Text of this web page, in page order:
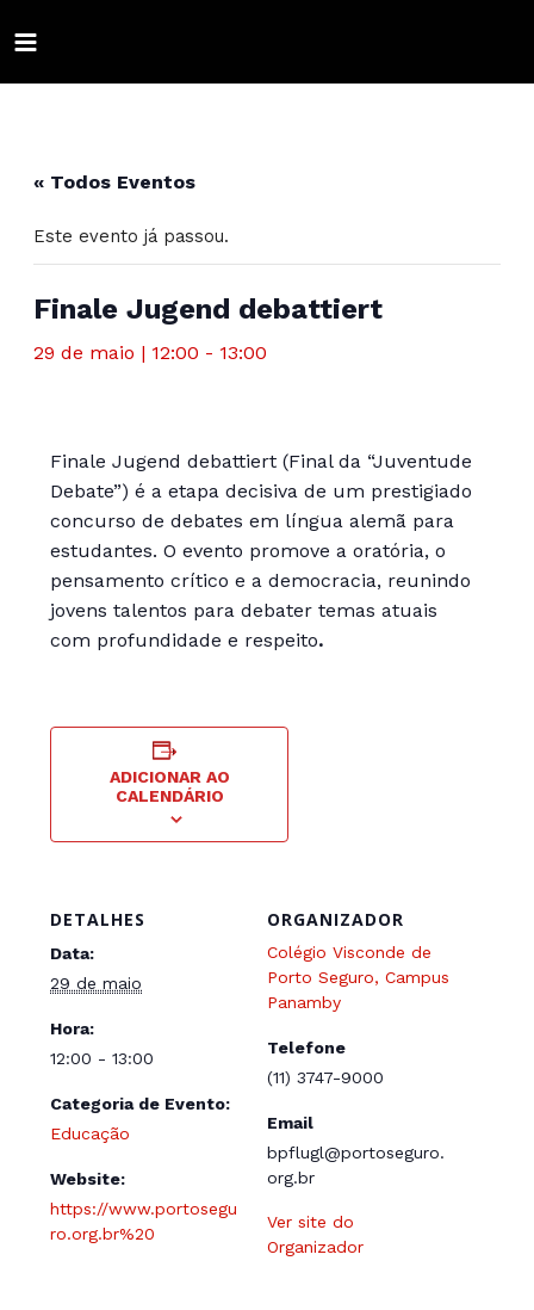
para
conteúdo
« Todos Eventos
Este evento já passou.
Finale Jugend debattiert
29 de maio | 12:00 - 13:00
Finale Jugend debattiert (Final da “Juventude
Debate”) é a etapa decisiva de um prestigiado
concurso de debates em língua alemã para
estudantes. O evento promove a oratória, o
pensamento crítico e a democracia, reunindo
jovens talentos para debater temas atuais
com profundidade e respeito.
ADICIONAR AO
CALENDÁRIO
DETALHES
Data:
29 de maio
Hora:
12:00 - 13:00
Categoria de Evento:
Educação
Website:
https://www.portosegu
ro.org.br%20
ORGANIZADOR
Colégio Visconde de
Porto Seguro, Campus
Panamby
Telefone
(11) 3747-9000
Email
bpflugl@portoseguro.
org.br
Ver site do
Organizador